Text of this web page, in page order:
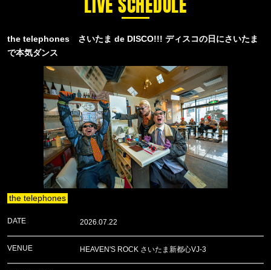
LIVE SCHEDULE
the telephones さいたま de DISCO!!! ディスコの日にさいたま
で本気ダンス
the telephones
DATE 2026.07.22
VENUE HEAVEN'S ROCK さいたま新都心VJ-3